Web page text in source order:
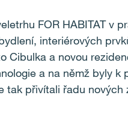
FOR HABITAT v
interiérových
Cibulka a novou
a na němž byly k
přivítali řadu nových